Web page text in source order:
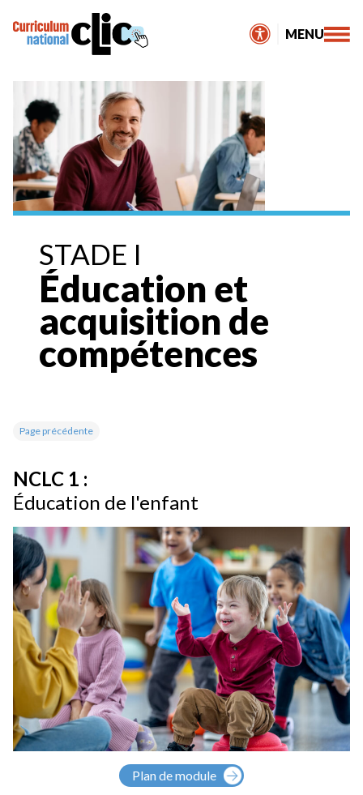
content
MENU
STADE I
Éducation et
acquisition de
compétences
Page précédente
NCLC 1 :
Éducation de l'enfant
Plan de module